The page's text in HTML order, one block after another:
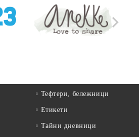
Тефтери, бележници
Етикети
Тайни дневници